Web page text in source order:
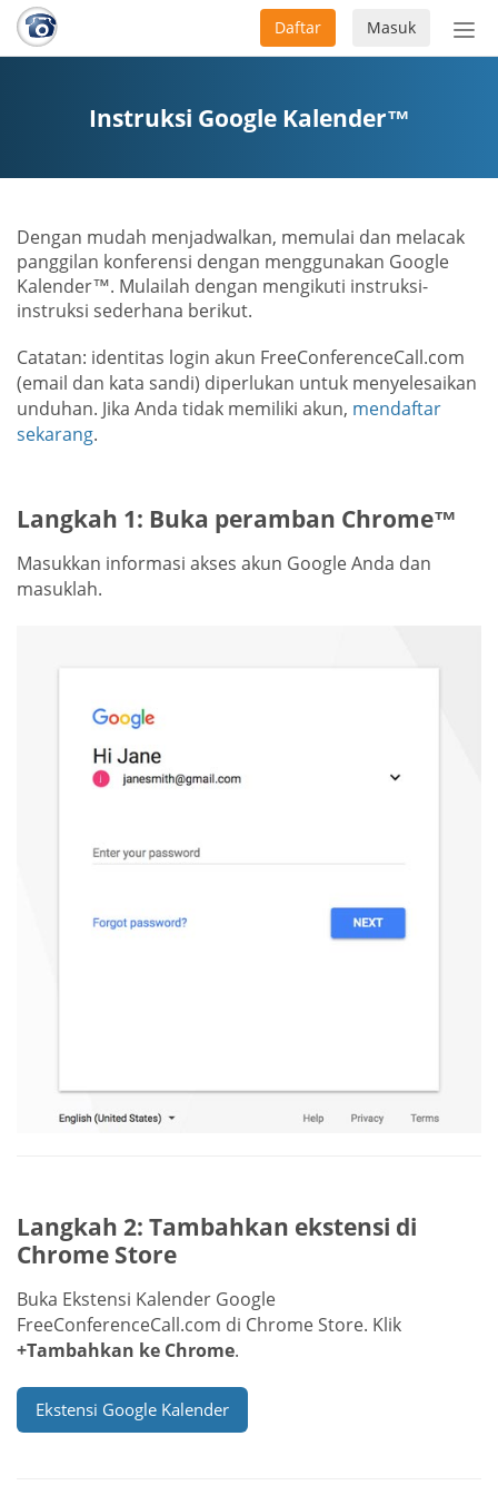
Masuk
Daftar
Instruksi Google Kalender™
Dengan mudah menjadwalkan, memulai dan melacak
panggilan konferensi dengan menggunakan Google
Kalender™. Mulailah dengan mengikuti instruksi-
instruksi sederhana berikut.
Catatan: identitas login akun FreeConferenceCall.com
(email dan kata sandi) diperlukan untuk menyelesaikan
unduhan. Jika Anda tidak memiliki akun, mendaftar
sekarang.
Langkah 1: Buka peramban Chrome™
Masukkan informasi akses akun Google Anda dan
masuklah.
Langkah 2: Tambahkan ekstensi di
Chrome Store
Buka Ekstensi Kalender Google
FreeConferenceCall.com di Chrome Store. Klik
+Tambahkan ke Chrome.
Ekstensi Google Kalender